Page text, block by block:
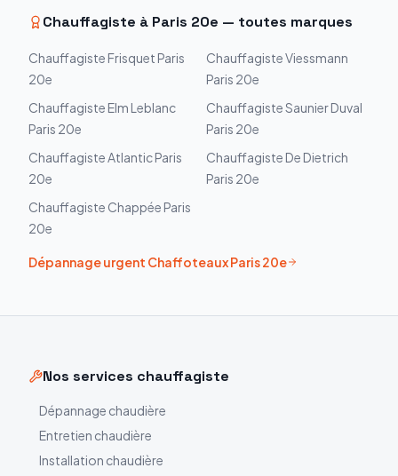
Chauffagiste à Paris 20e — toutes marques
Chauffagiste Frisquet Paris
20e
ChauffagisteViessmann
Paris 20e
Chauffagiste Elm Leblanc
Paris 20e
ChauffagisteSaunier Duval
Paris 20e
ChauffagisteAtlanticParis
20e
Chauffagiste De Dietrich
Paris 20e
Chauffagiste Chappée Paris
20e
Dépannage urgent ChaffoteauxParis 20e
Nos services chauffagiste
Dépannage chaudière
Entretien chaudière
Installation chaudière